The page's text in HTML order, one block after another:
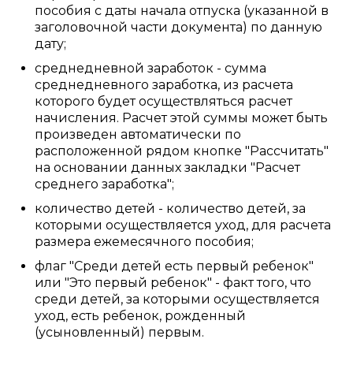
пособия с даты начала отпуска (указанной в
заголовочной части документа) по данную
дату;
среднедневной заработок - сумма
среднедневного заработка, из расчета
которого будет осуществляться расчет
начисления. Расчет этой суммы может быть
произведен автоматически по
расположенной рядом кнопке "Рассчитать"
на основании данных закладки "Расчет
среднего заработка";
количество детей - количество детей, за
которыми осуществляется уход, для расчета
размера ежемесячного пособия;
флаг "Среди детей есть первый ребенок"
или "Это первый ребенок" - факт того, что
среди детей, за которыми осуществляется
уход, есть ребенок, рожденный
(усыновленный) первым.